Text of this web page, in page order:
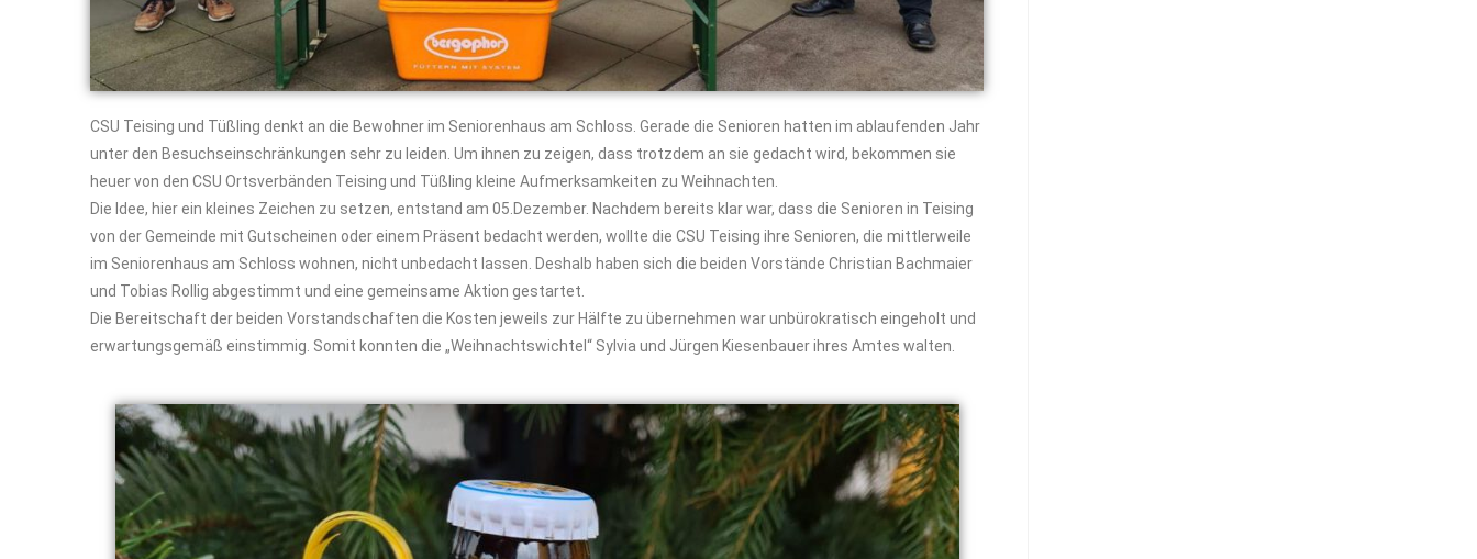
CSU Teising und Tüßling denkt an die Bewohner im Seniorenhaus am Schloss. Gerade die Senioren hatten im ablaufenden Jahr
unter den Besuchseinschränkungen sehr zu leiden. Um ihnen zu zeigen, dass trotzdem an sie gedacht wird, bekommen sie
heuer von den CSU Ortsverbänden Teising und Tüßling kleine Aufmerksamkeiten zu Weihnachten.
Die Idee, hier ein kleines Zeichen zu setzen, entstand am 05.Dezember. Nachdem bereits klar war, dass die Senioren in Teising
von der Gemeinde mit Gutscheinen oder einem Präsent bedacht werden, wollte die CSU Teising ihre Senioren, die mittlerweile
im Seniorenhaus am Schloss wohnen, nicht unbedacht lassen. Deshalb haben sich die beiden Vorstände Christian Bachmaier
und Tobias Rollig abgestimmt und eine gemeinsame Aktion gestartet.
Die Bereitschaft der beiden Vorstandschaften die Kosten jeweils zur Hälfte zu übernehmen war unbürokratisch eingeholt und
erwartungsgemäß einstimmig. Somit konnten die „Weihnachtswichtel“ Sylvia und Jürgen Kiesenbauer ihres Amtes walten.